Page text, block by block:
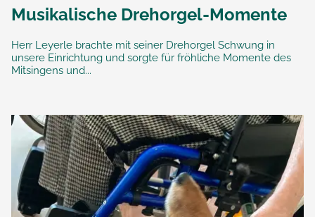
Musikalische Drehorgel-Momente
Herr Leyerle brachte mit seiner Drehorgel Schwung in
unsere Einrichtung und sorgte für fröhliche Momente des
Mitsingens und...